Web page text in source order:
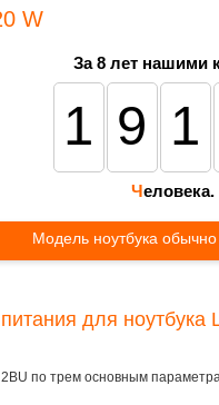
W
За 8 лет нашими
Ч
Модель ноутбука обычно
для ноутбука
по трем основным